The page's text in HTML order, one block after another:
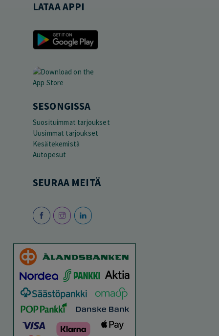
LATAA APPI
SESONGISSA
Suosituimmat tarjoukset
Uusimmat tarjoukset
Kesätekemistä
Autopesut
SEURAA MEITÄ